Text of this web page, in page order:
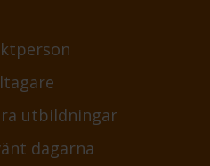
utbildningar
dagarna